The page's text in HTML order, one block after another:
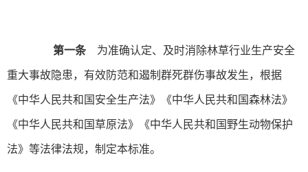
第一条为准确认定、及时消除林草行业生产安全
重大事故隐患，有效防范和遏制群死群伤事故发生，根据
《中华人民共和国安全生产法》《中华人民共和国森林法》
《中华人民共和国草原法》《中华人民共和国野生动物保护
法》等法律法规，制定本标准。